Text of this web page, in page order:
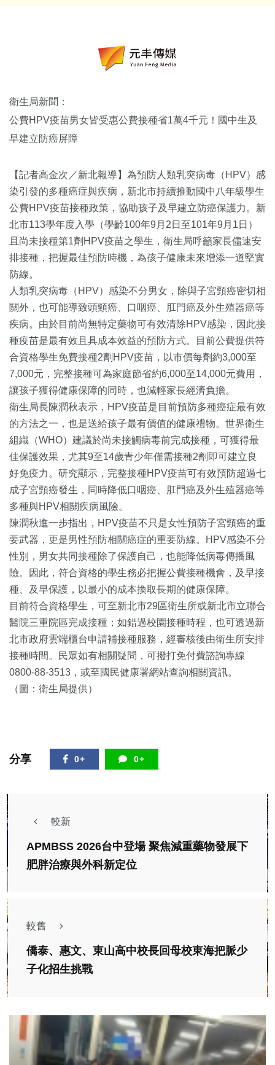
衛生局新聞：
公費HPV疫苗男女皆受惠公費接種省1萬4千元！國中生及
早建立防癌屏障
【記者高金次／新北報導】為預防人類乳突病毒（HPV）感
染引發的多種癌症與疾病，新北市持續推動國中八年級學生
公費HPV疫苗接種政策，協助孩子及早建立防癌保護力。新
北市113學年度入學（學齡100年9月2日至101年9月1日）
且尚未接種第1劑HPV疫苗之學生，衛生局呼籲家長儘速安
排接種，把握最佳預防時機，為孩子健康未來增添一道堅實
防線。
人類乳突病毒（HPV）感染不分男女，除與子宮頸癌密切相
關外，也可能導致頭頸癌、口咽癌、肛門癌及外生殖器癌等
疾病。由於目前尚無特定藥物可有效清除HPV感染，因此接
種疫苗是最有效且具成本效益的預防方式。目前公費提供符
合資格學生免費接種2劑HPV疫苗，以市價每劑約3,000至
7,000元，完整接種可為家庭節省約6,000至14,000元費用，
讓孩子獲得健康保障的同時，也減輕家長經濟負擔。
衛生局長陳潤秋表示，HPV疫苗是目前預防多種癌症最有效
的方法之一，也是送給孩子最有價值的健康禮物。世界衛生
組織（WHO）建議於尚未接觸病毒前完成接種，可獲得最
佳保護效果，尤其9至14歲青少年僅需接種2劑即可建立良
好免疫力。研究顯示，完整接種HPV疫苗可有效預防超過七
成子宮頸癌發生，同時降低口咽癌、肛門癌及外生殖器癌等
多種與HPV相關疾病風險。
陳潤秋進一步指出，HPV疫苗不只是女性預防子宮頸癌的重
要武器，更是男性預防相關癌症的重要防線。HPV感染不分
性別，男女共同接種除了保護自己，也能降低病毒傳播風
險。因此，符合資格的學生務必把握公費接種機會，及早接
種、及早保護，以最小的成本換取長期的健康保障。
目前符合資格學生，可至新北市29區衛生所或新北市立聯合
醫院三重院區完成接種；如錯過校園接種時程，也可透過新
北市政府雲端櫃台申請補接種服務，經審核後由衛生所安排
接種時間。民眾如有相關疑問，可撥打免付費諮詢專線
0800-88-3513，或至國民健康署網站查詢相關資訊。
（圖：衛生局提供）
分享 0+ 0+
較新
APMBSS 2026台中登場 聚焦減重藥物發展下
肥胖治療與外科新定位
較舊
僑泰、惠文、東山高中校長回母校東海把脈少
子化招生挑戰